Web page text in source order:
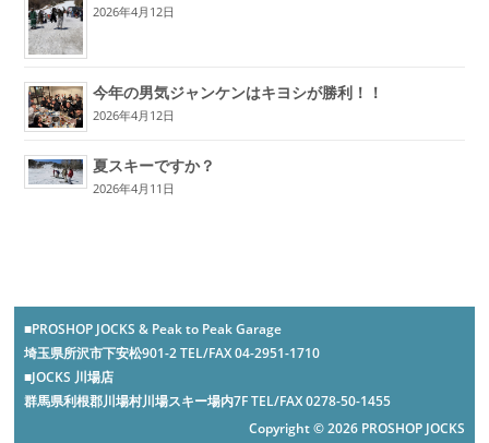
2026年4月12日
今年の男気ジャンケンはキヨシが勝利！！
2026年4月12日
夏スキーですか？
2026年4月11日
■PROSHOP JOCKS & Peak to Peak Garage
埼玉県所沢市下安松901-2 TEL/FAX 04-2951-1710
■JOCKS 川場店
群馬県利根郡川場村川場スキー場内7F TEL/FAX 0278-50-1455
Copyright © 2026 PROSHOP JOCKS